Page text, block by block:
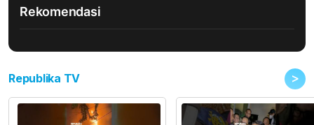
Rekomendasi
Republika TV >